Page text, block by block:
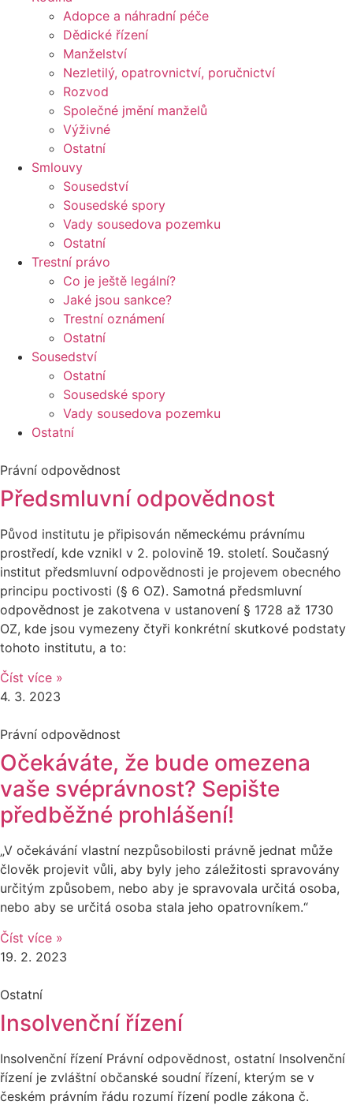
Adopce a náhradní péče
Dědické řízení
Manželství
Nezletilý, opatrovnictví, poručnictví
Rozvod
Společné jmění manželů
Výživné
Ostatní
Smlouvy
Sousedství
Sousedské spory
Vady sousedova pozemku
Ostatní
Trestní právo
Co je ještě legální?
Jaké jsou sankce?
Trestní oznámení
Ostatní
Sousedství
Ostatní
Sousedské spory
Vady sousedova pozemku
Ostatní
Právní odpovědnost
Předsmluvní odpovědnost
Původ institutu je připisován německému právnímu
prostředí, kde vznikl v 2. polovině 19. století. Současný
institut předsmluvní odpovědnosti je projevem obecného
principu poctivosti (§ 6 OZ). Samotná předsmluvní
odpovědnost je zakotvena v ustanovení § 1728 až 1730
OZ, kde jsou vymezeny čtyři konkrétní skutkové podstaty
tohoto institutu, a to:
Číst více »
4. 3. 2023
Právní odpovědnost
Očekáváte, že bude omezena
vaše svéprávnost? Sepište
předběžné prohlášení!
„V očekávání vlastní nezpůsobilosti právně jednat může
člověk projevit vůli, aby byly jeho záležitosti spravovány
určitým způsobem, nebo aby je spravovala určitá osoba,
nebo aby se určitá osoba stala jeho opatrovníkem.“
Číst více »
19. 2. 2023
Ostatní
Insolvenční řízení
Insolvenční řízení Právní odpovědnost, ostatní Insolvenční
řízení je zvláštní občanské soudní řízení, kterým se v
českém právním řádu rozumí řízení podle zákona č.